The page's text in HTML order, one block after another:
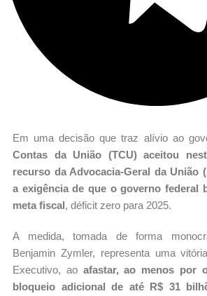
Em uma decisão que traz alívio ao
Contas da União (TCU) aceitou
recurso da Advocacia-Geral da União
a exigência de que o governo federal
meta fiscal, déficit zero para 2025.
A medida, tomada de forma
Benjamin Zymler, representa uma
Executivo, ao afastar, ao menos por
bloqueio adicional de até R$ 31